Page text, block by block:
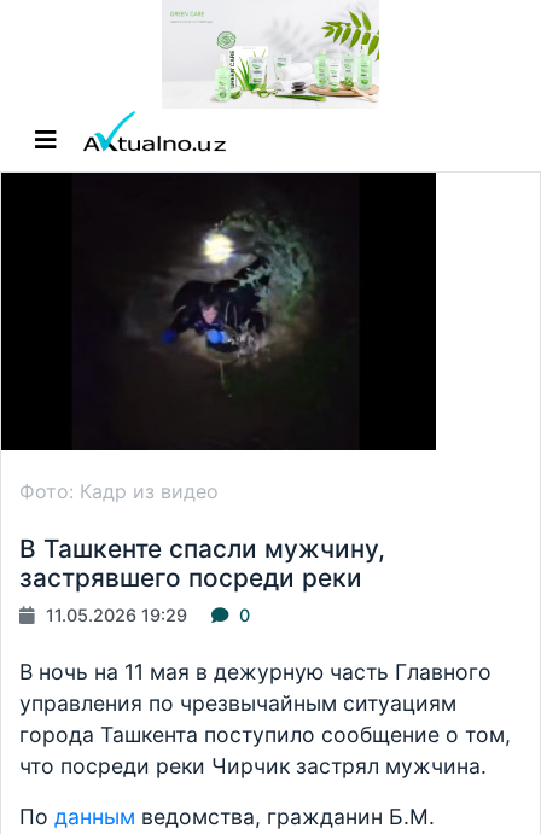
Фото: Кадр из видео
В Ташкенте спасли мужчину,
застрявшего посреди реки
11.05.2026 19:29 0
В ночь на 11 мая в дежурную часть Главного
управления по чрезвычайным ситуациям
города Ташкента поступило сообщение о том,
что посреди реки Чирчик застрял мужчина.
По данным ведомства, гражданин Б.М.